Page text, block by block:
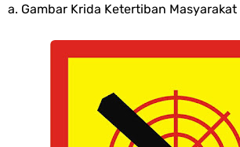
a. Gambar Krida Ketertiban Masyarakat